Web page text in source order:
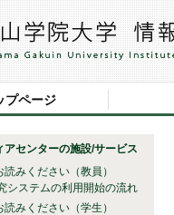
プページ
アセンターの施設/サービス
みください（教員）
システムの利用開始の流れ
みください（学生）